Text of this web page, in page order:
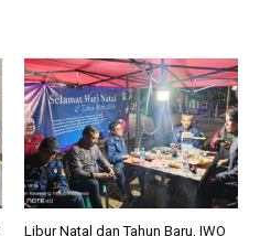
Libur Natal dan Tahun Baru, IWO